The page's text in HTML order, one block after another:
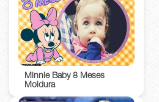
Minnie Baby 8 Meses
Moldura